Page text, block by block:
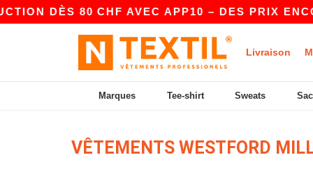
80 CHF AVEC APP10 – DES PRIX ENCORE
Livraison
Marques Tee-shirt Sweats
VÊTEMENTS WESTFORD